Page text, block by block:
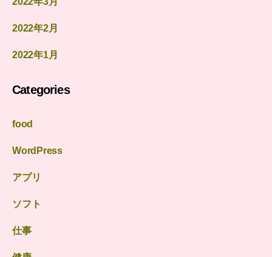
2022年2月
2022年1月
Categories
food
WordPress
アプリ
ソフト
仕事